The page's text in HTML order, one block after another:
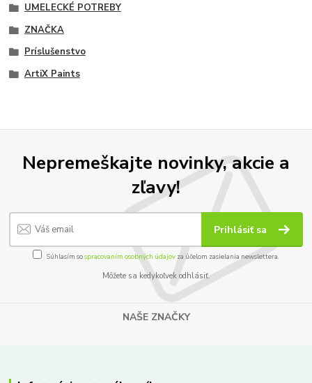
UMELECKÉ POTREBY
ZNAČKA
Príslušenstvo
ArtiX Paints
Nepremeškajte novinky, akcie a
zľavy!
Prihlásiť sa
Súhlasím sospracovaním osobných údajov za účelom zasielania newslettera.
Môžete sa kedykoľvek odhlásiť.
NAŠE ZNAČKY